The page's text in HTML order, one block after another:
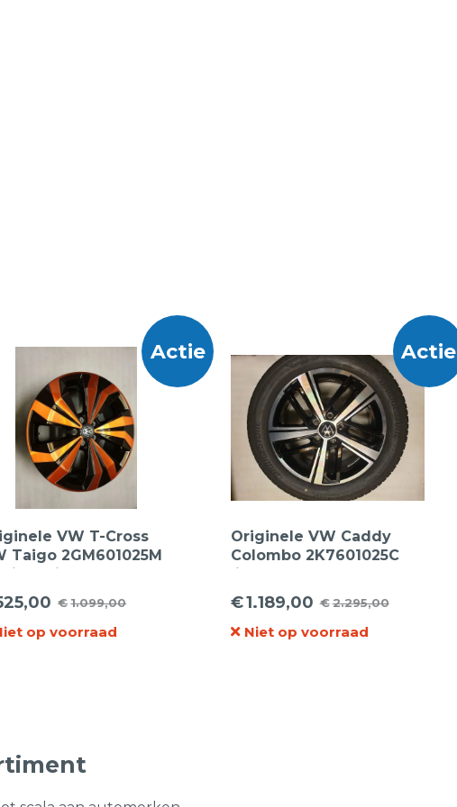
Actie
VW T-Cross
Taigo 2GM601025M
17inch
Velgen
€1.099,00
op voorraad
Actie
Originele VW Caddy
Colombo 2K7601025C
lichtmetalen velgen
17inch + Bridgestone
215/55R17 98H XL Zomer
€2.295,00
Oorspronkelijke
prijs
€1.189,00
Huidige
prijs
Niet op voorraad